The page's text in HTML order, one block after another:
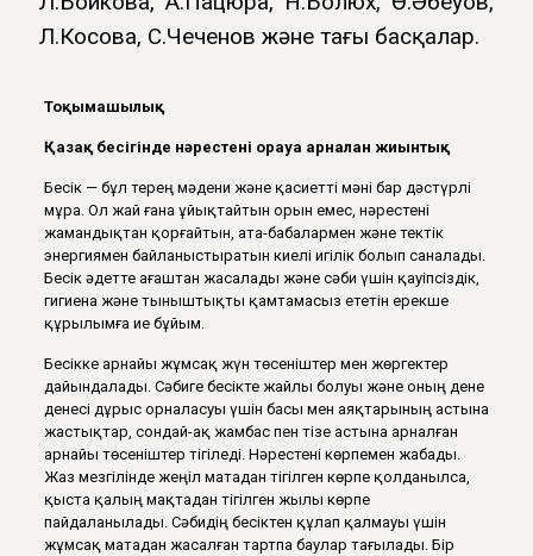
Л.Косова, С.Чеченов және тағы басқалар.
Тоқымашылық
Қазақ бесігінде нәрестені орауға арналған жиынтық
Бесік — бұл терең мәдени және қасиетті мәні бар дәстүрлі
мұра. Ол жай ғана ұйықтайтын орын емес, нәрестені
жамандықтан қорғайтын, ата-бабалармен және тектік
энергиямен байланыстыратын киелі игілік болып саналады.
Бесік әдетте ағаштан жасалады және сәби үшін қауіпсіздік,
гигиена және тыныштықты қамтамасыз ететін ерекше
құрылымға ие бұйым.
Бесікке арнайы жұмсақ жүн төсеніштер мен жөргектер
дайындалады. Сәбиге бесікте жайлы болуы және оның дене
денесі дұрыс орналасуы үшін басы мен аяқтарының астына
жастықтар, сондай-ақ жамбас пен тізе астына арналған
арнайы төсеніштер тігіледі. Нәрестені көрпемен жабады.
Жаз мезгілінде жеңіл матадан тігілген көрпе қолданылса,
қыста қалың мақтадан тігілген жылы көрпе
пайдаланылады. Сәбидің бесіктен құлап қалмауы үшін
жұмсақ матадан жасалған тартпа баулар тағылады. Бір